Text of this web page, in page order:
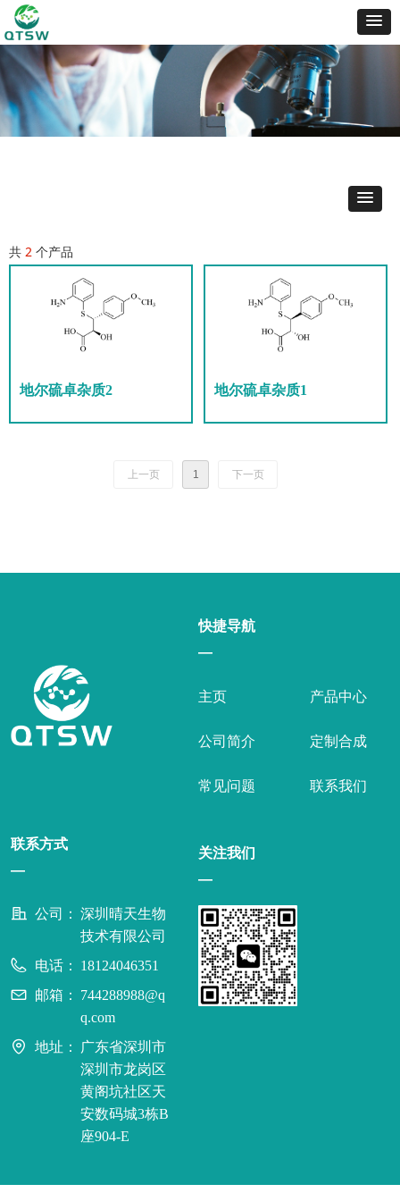
共 2 个产品
地尔硫卓杂质2 地尔硫卓杂质1
上一页 1 下一页
公司： 深圳晴天生物
技术有限公司
电话：
18124046351
邮箱：
744288988@q
q.com
地址：
广东省深圳市
深圳市龙岗区
黄阁坑社区天
安数码城3栋B
座904-E
联系方式
—
主页
公司简介
常见问题
产品中心
定制合成
联系我们
快捷导航
—
关注我们
—